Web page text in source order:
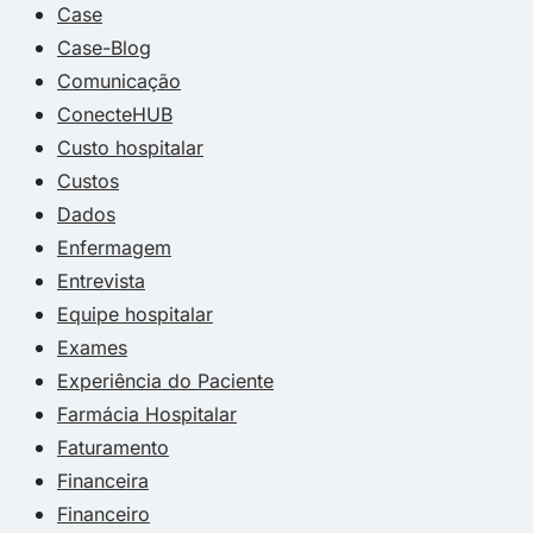
Case
Case-Blog
Comunicação
ConecteHUB
Custo hospitalar
Custos
Dados
Enfermagem
Entrevista
Equipe hospitalar
Exames
Experiência do Paciente
Farmácia Hospitalar
Faturamento
Financeira
Financeiro